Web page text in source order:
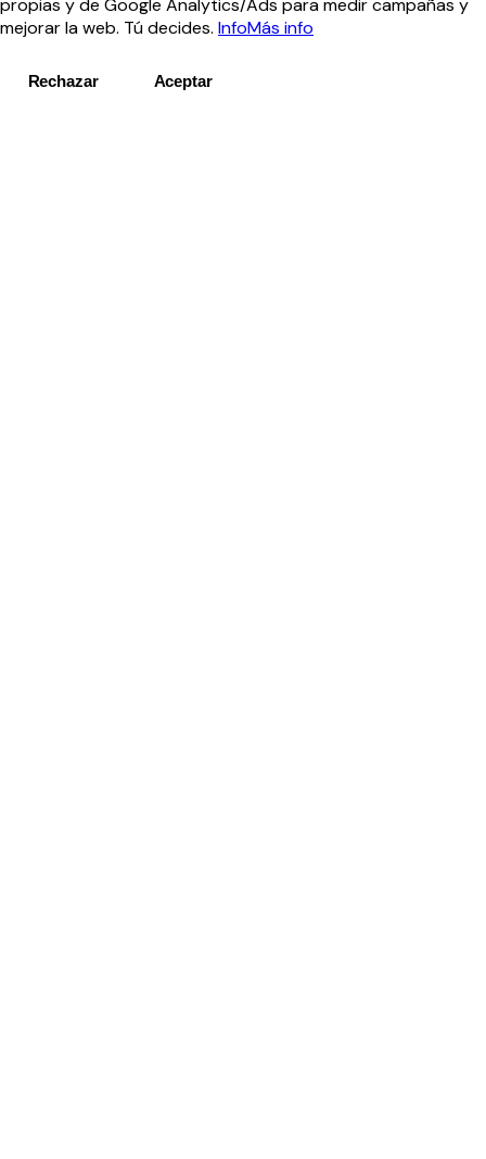
propias y de Google Analytics/Ads para medir campañas y
mejorar la web. Tú decides. InfoMás info
Rechazar Aceptar